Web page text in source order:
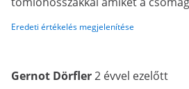
Eredeti értékelés megjelenítése
Gernot Dörfler2 évvel ezelőtt